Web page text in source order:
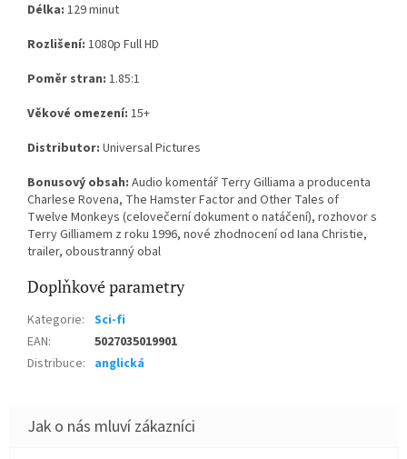
Délka: 129 minut
Rozlišení: 1080p Full HD
Poměr stran: 1.85:1
Věkové omezení: 15+
Distributor: Universal Pictures
Bonusový obsah: Audio komentář Terry Gilliama a producenta
Charlese Rovena, The Hamster Factor and Other Tales of
Twelve Monkeys (celovečerní dokument o natáčení), rozhovor s
Terry Gilliamem z roku 1996, nové zhodnocení od Iana Christie,
trailer, oboustranný obal
Doplňkové parametry
Kategorie: Sci-fi
EAN:
5027035019901
Distribuce: anglická